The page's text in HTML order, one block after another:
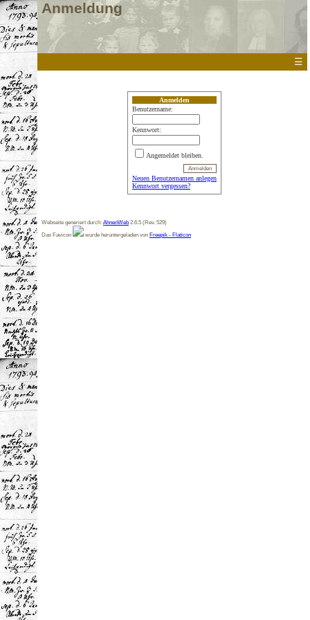
Anmeldung
☰
Anmelden
Benutzername:
Kennwort:
Angemeldet bleiben.
Neuen Benutzernamen anlegen
Kennwort vergessen?
Webseite generiert durch: AhnenWeb 2.6.5 (Rev. 529)
Das Favicon
wurde heruntergeladen von Freepik - Flaticon